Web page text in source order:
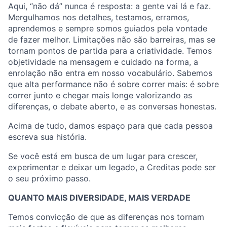
Aqui, “não dá” nunca é resposta: a gente vai lá e faz.
Mergulhamos nos detalhes, testamos, erramos,
aprendemos e sempre somos guiados pela vontade
de fazer melhor. Limitações não são barreiras, mas se
tornam pontos de partida para a criatividade. Temos
objetividade na mensagem e cuidado na forma, a
enrolação não entra em nosso vocabulário. Sabemos
que alta performance não é sobre correr mais: é sobre
correr junto e chegar mais longe valorizando as
diferenças, o debate aberto, e as conversas honestas.
Acima de tudo, damos espaço para que cada pessoa
escreva sua história.
Se você está em busca de um lugar para crescer,
experimentar e deixar um legado, a Creditas pode ser
o seu próximo passo.
QUANTO MAIS DIVERSIDADE, MAIS VERDADE
Temos convicção de que as diferenças nos tornam